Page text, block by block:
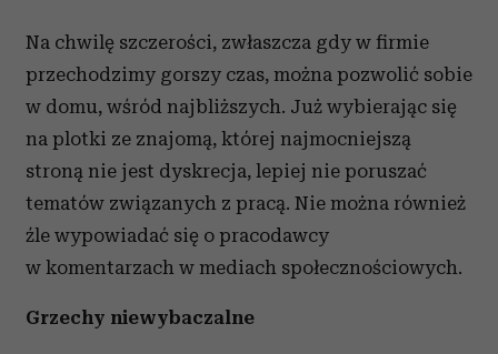
Na chwilę szczerości, zwłaszcza gdy w firmie
przechodzimy gorszy czas, można pozwolić sobie
w domu, wśród najbliższych. Już wybierając się
na plotki ze znajomą, której najmocniejszą
stroną nie jest dyskrecja, lepiej nie poruszać
tematów związanych z pracą. Nie można również
źle wypowiadać się o pracodawcy
w komentarzach w mediach społecznościowych.
Grzechy niewybaczalne